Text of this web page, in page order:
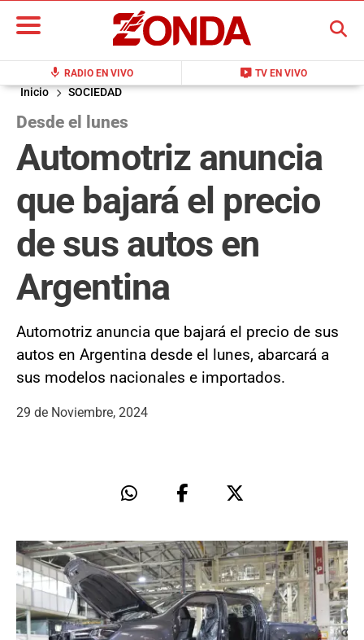
mic RADIO EN VIVO live_tv TV EN VIVO
BUSCAR
Inicio SOCIEDAD
Desde el lunes
Automotriz anuncia
que bajará el precio
de sus autos en
Argentina
Automotriz anuncia que bajará el precio de sus
autos en Argentina desde el lunes, abarcará a
sus modelos nacionales e importados.
29 de Noviembre, 2024